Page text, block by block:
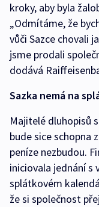
kroky, aby byla
„Odmítáme, že
vůči Sazce chovali
jsme prodali
dodává
Sazka nemá na
Majitelé dluhopisů
bude sice schopna
peníze nezbudou.
iniciovala jednání s
splátkovém
že si společnost